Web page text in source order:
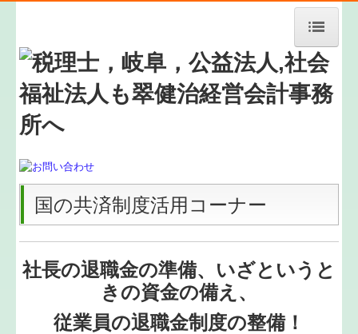
HOME
事務所紹介
経営理念
料金案内
メールでのお問い合わせ
業務案内
お知らせ
ご契約までの流れ
国の共済制度活用コーナー
社長の退職金の準備、いざというと
きの資金の備え、
従業員の退職金制度の整備！